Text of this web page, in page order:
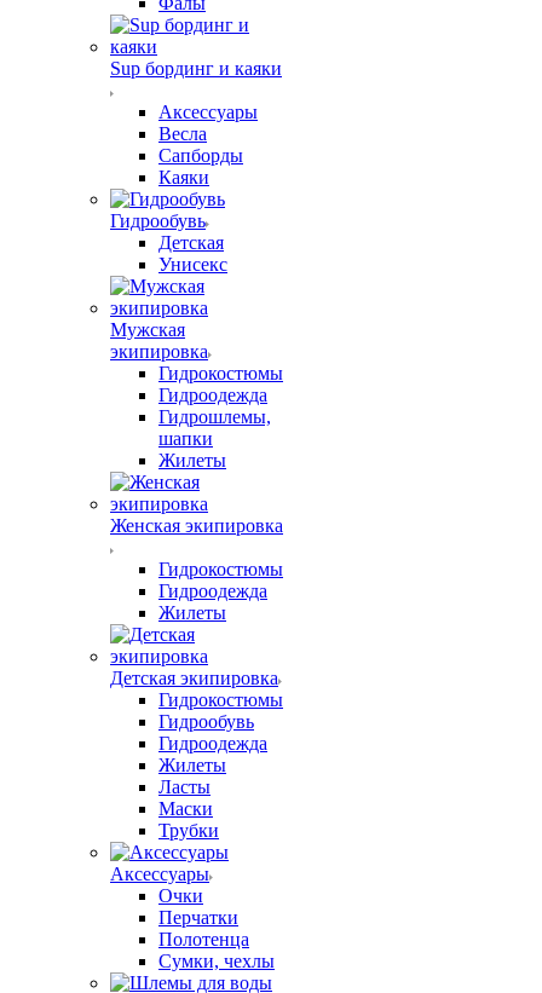
Sup бординг и каяки
Аксессуары
Весла
Сапборды
Каяки
Гидрообувь
Детская
Унисекс
Мужская
экипировка
Гидрокостюмы
Гидроодежда
Гидрошлемы,
шапки
Жилеты
Женская экипировка
Гидрокостюмы
Гидроодежда
Жилеты
Детская экипировка
Гидрокостюмы
Гидрообувь
Гидроодежда
Жилеты
Ласты
Маски
Трубки
Аксессуары
Очки
Перчатки
Полотенца
Сумки, чехлы